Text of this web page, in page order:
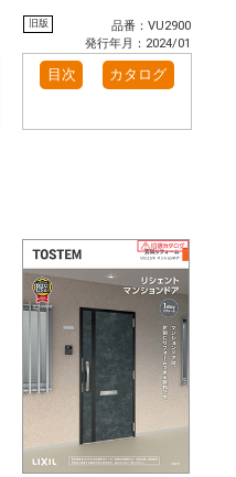
旧版
品番：VU2900
発行年月：2024/01
目次 カタログ